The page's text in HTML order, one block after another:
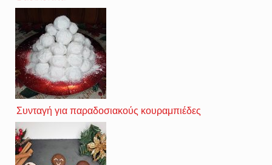
Συνταγή για παραδοσιακούς κουραμπιέδες